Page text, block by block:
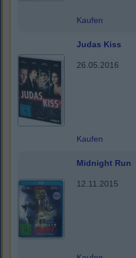
Kaufen
Judas Kiss
26.05.2016
Kaufen
Midnight Run
12.11.2015